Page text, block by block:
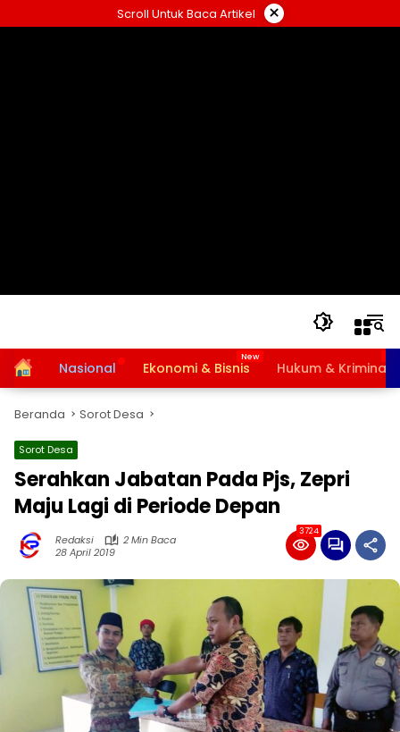
ke
Scroll Untuk Baca Artikel ×
HomeNasional Ekonomi & Bisnis Hukum & Kriminal
Beranda Sorot Desa
Sorot Desa
Serahkan Jabatan Pada Pjs, Zepri
Maju Lagi di Periode Depan
Redaksi
2 Min Baca
28 April 2019
3724